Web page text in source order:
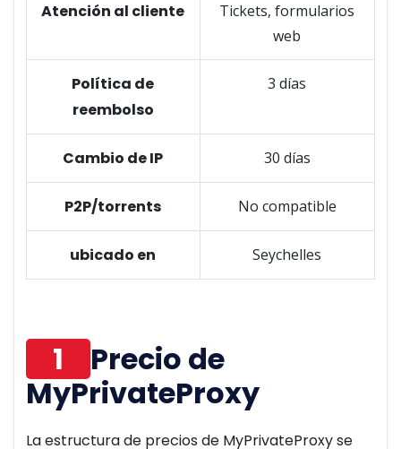
Atención al cliente
Tickets, formularios
web
Política de
reembolso
3 días
Cambio de IP 30 días
P2P/torrents No compatible
ubicado en Seychelles
1
Precio de
MyPrivateProxy
La estructura de precios de MyPrivateProxy se